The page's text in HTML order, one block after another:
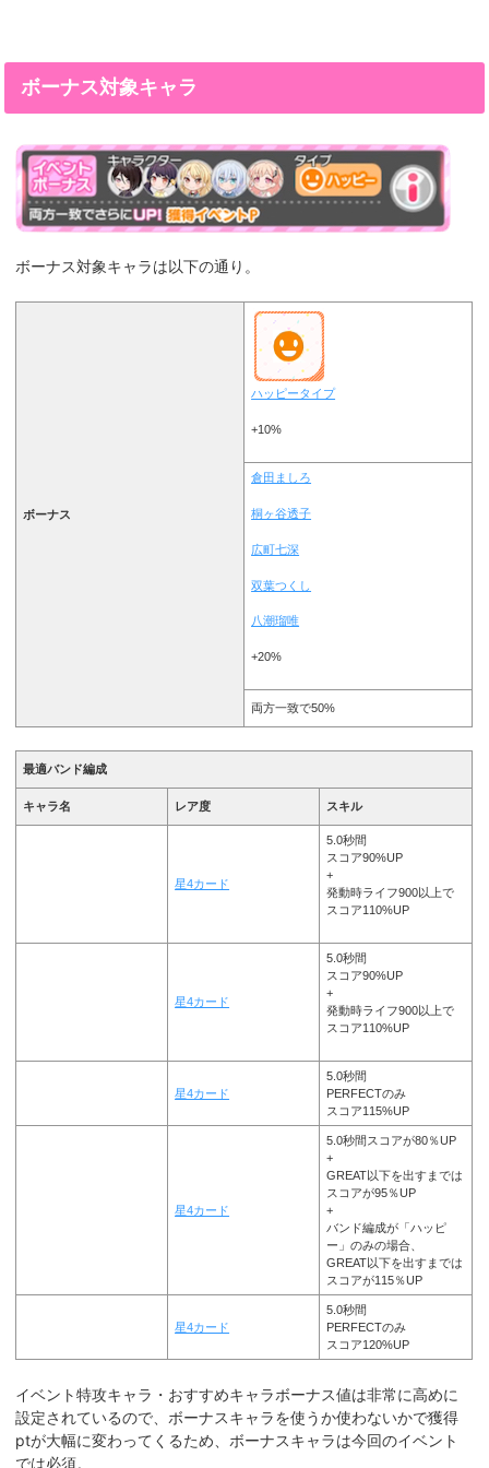
ボーナス対象キャラ
ボーナス対象キャラは以下の通り。
ボーナス
ハッピータイプ
+10%
倉田ましろ
桐ヶ谷透子
広町七深
双葉つくし
八潮瑠唯
+20%
両方一致で50%
最適バンド編成
キャラ名 レア度 スキル
星4カード
5.0秒間
スコア90%UP
+
発動時ライフ900以上で
スコア110%UP
星4カード
5.0秒間
スコア90%UP
+
発動時ライフ900以上で
スコア110%UP
星4カード
5.0秒間
PERFECTのみ
スコア115%UP
星4カード
5.0秒間スコアが80％UP
+
GREAT以下を出すまでは
スコアが95％UP
+
バンド編成が「ハッピ
ー」のみの場合、
GREAT以下を出すまでは
スコアが115％UP
星4カード
5.0秒間
PERFECTのみ
スコア120%UP
イベント特攻キャラ・おすすめキャラボーナス値は非常に高めに
設定されているので、ボーナスキャラを使うか使わないかで獲得
ptが大幅に変わってくるため、ボーナスキャラは今回のイベント
では必須。